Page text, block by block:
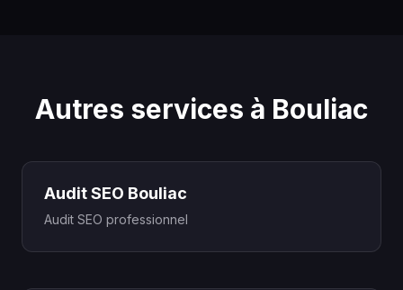
Autres services à Bouliac
Audit SEO Bouliac
Audit SEO professionnel